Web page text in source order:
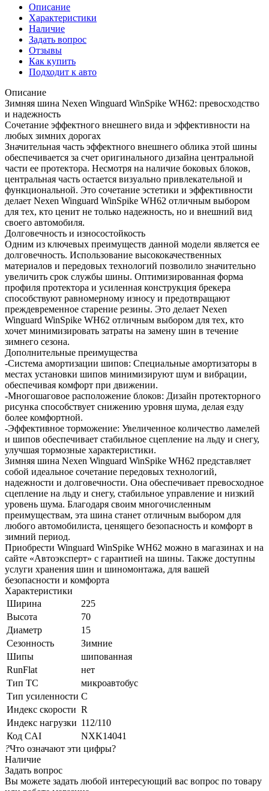
Описание
Характеристики
Наличие
Задать вопрос
Отзывы
Как купить
Подходит к авто
Описание
Зимняя шина Nexen Winguard WinSpike WH62: превосходство
и надежность
Сочетание эффектного внешнего вида и эффективности на
любых зимних дорогах
Значительная часть эффектного внешнего облика этой шины
обеспечивается за счет оригинального дизайна центральной
части ее протектора. Несмотря на наличие боковых блоков,
центральная часть остается визуально привлекательной и
функциональной. Это сочетание эстетики и эффективности
делает Nexen Winguard WinSpike WH62 отличным выбором
для тех, кто ценит не только надежность, но и внешний вид
своего автомобиля.
Долговечность и износостойкость
Одним из ключевых преимуществ данной модели является ее
долговечность. Использование высококачественных
материалов и передовых технологий позволило значительно
увеличить срок службы шины. Оптимизированная форма
профиля протектора и усиленная конструкция брекера
способствуют равномерному износу и предотвращают
преждевременное старение резины. Это делает Nexen
Winguard WinSpike WH62 отличным выбором для тех, кто
хочет минимизировать затраты на замену шин в течение
зимнего сезона.
Дополнительные преимущества
-Система амортизации шипов: Специальные амортизаторы в
местах установки шипов минимизируют шум и вибрации,
обеспечивая комфорт при движении.
-Многошаговое расположение блоков: Дизайн протекторного
рисунка способствует снижению уровня шума, делая езду
более комфортной.
-Эффективное торможение: Увеличенное количество ламелей
и шипов обеспечивает стабильное сцепление на льду и снегу,
улучшая тормозные характеристики.
Зимняя шина Nexen Winguard WinSpike WH62 представляет
собой идеальное сочетание передовых технологий,
надежности и долговечности. Она обеспечивает превосходное
сцепление на льду и снегу, стабильное управление и низкий
уровень шума. Благодаря своим многочисленным
преимуществам, эта шина станет отличным выбором для
любого автомобилиста, ценящего безопасность и комфорт в
зимний период.
Приобрести Winguard WinSpike WH62 можно в магазинах и на
сайте «Автоэксперт» с гарантией на шины. Также доступны
услуги хранения шин и шиномонтажа, для вашей
безопасности и комфорта
Характеристики
Ширина
225
Высота
70
Диаметр
15
Сезонность
Зимние
Шипы
шипованная
RunFlat
нет
Тип ТС
микроавтобус
Тип усиленности C
Индекс скорости R
Индекс нагрузки 112/110
Код CAI
NXK14041
?Что означают эти цифры?
Наличие
Задать вопрос
Вы можете задать любой интересующий вас вопрос по товару